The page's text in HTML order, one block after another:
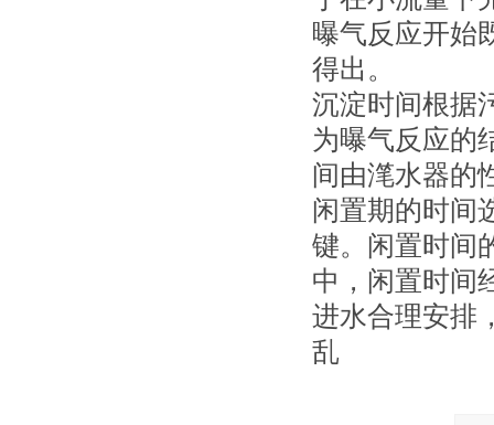
曝气反应开始
得出。
沉淀时间根据
为曝气反应的
间由滗水器的
闲置期的时间
键。闲置时间
中，闲置时间
进水合理安排
乱